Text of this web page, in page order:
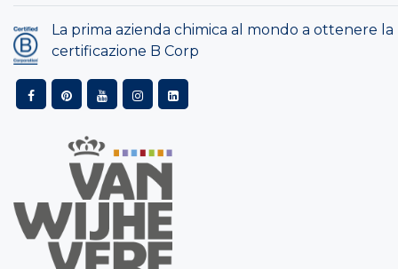
La prima azienda chimica al mondo a ottenere la
certificazione B Corp